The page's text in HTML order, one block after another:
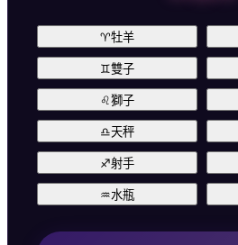
♈牡羊
♊雙子
♌獅子
♎天秤
♐射手
♒水瓶